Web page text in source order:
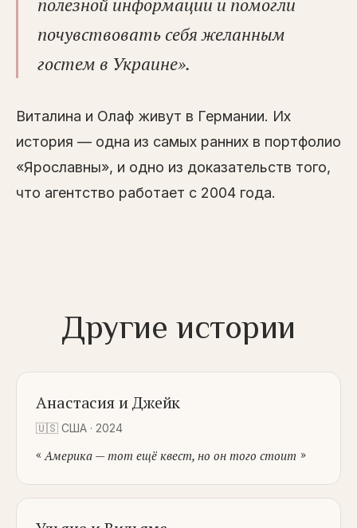
почувствовать себя желанным
гостем в Украине».
Виталина и Олаф живут в Германии. Их
история — одна из самых ранних в портфолио
«Ярославны», и одно из доказательств того,
что агентство работает с 2004 года.
Другие истории
Анастасия и Джейк
🇺🇸 США · 2024
« Америка — тот ещё квест, но он того стоит »